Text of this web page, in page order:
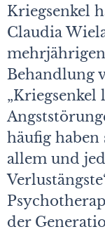
Kriegsenkel
Claudia
Behandlung
häufig haben
allem und
der